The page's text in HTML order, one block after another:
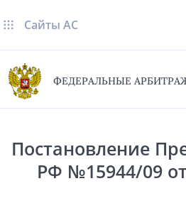
Сайты AC
ФЕДЕРАЛЬНЫЕ
Постановление
РФ №15944/09